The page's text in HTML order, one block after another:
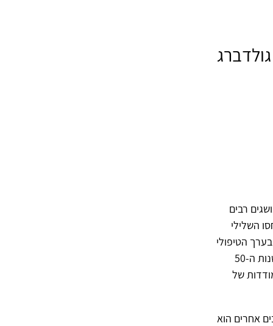
רבים
השלילי
הטיפולי
שלה. באותה תקופה, פסיכותרפיסט טוב נתפס כמי שמסוגל להימנע ממנה לגמרי. בשנות ה-50
של
אחרים הוא